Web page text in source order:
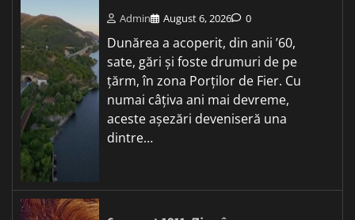
Admin August 6, 2026 0
Dunărea a acoperit, din anii ’60,
sate, gări și foste drumuri de pe
țărm, în zona Porților de Fier. Cu
numai câțiva ani mai devreme,
aceste așezări deveniseră una
dintre…